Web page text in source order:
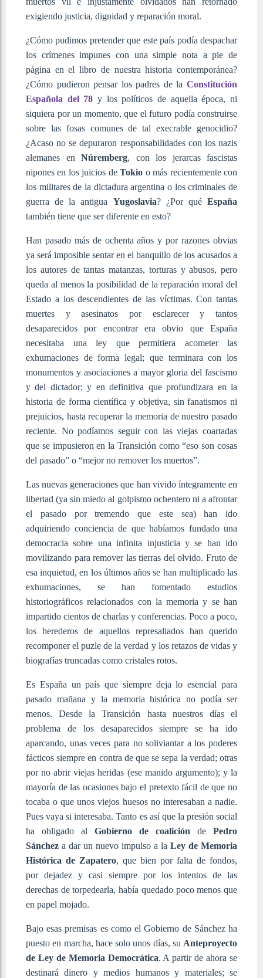
exigiendo justicia, dignidad y reparación moral.
¿Cómo pudimos pretender que este país podía despachar
los crímenes impunes con una simple nota a pie de
página en el libro de nuestra historia contemporánea?
¿Cómo pudieron pensar los padres de la Constitución
Española del 78 y los políticos de aquella época, ni
siquiera por un momento, que el futuro podía construirse
sobre las fosas comunes de tal execrable genocidio?
¿Acaso no se depuraron responsabilidades con los nazis
alemanes en Núremberg, con los jerarcas fascistas
nipones en los juicios deTokio o más recientemente con
los militares de la dictadura argentina o los criminales de
guerra de la antigua Yugoslavia? ¿Por quéEspaña
también tiene que ser diferente en esto?
Han pasado más de ochenta años y por razones obvias
ya será imposible sentar en el banquillo de los acusados a
los autores de tantas matanzas, torturas y abusos, pero
queda al menos la posibilidad de la reparación moral del
Estado a los descendientes de las víctimas. Con tantas
muertes y asesinatos por esclarecer y tantos
desaparecidos por encontrar era obvio que España
necesitaba una ley que permitiera acometer las
exhumaciones de forma legal; que terminara con los
monumentos y asociaciones a mayor gloria del fascismo
y del dictador; y en definitiva que profundizara en la
historia de forma científica y objetiva, sin fanatismos ni
prejuicios, hasta recuperar la memoria de nuestro pasado
reciente. No podíamos seguir con las viejas coartadas
que se impusieron en la Transición como “eso son cosas
del pasado” o “mejor no remover los muertos”.
Las nuevas generaciones que han vivido íntegramente en
libertad (ya sin miedo al golpismo ochentero ni a afrontar
el pasado por tremendo que este sea) han ido
adquiriendo conciencia de que habíamos fundado una
democracia sobre una infinita injusticia y se han ido
movilizando para remover las tierras del olvido. Fruto de
esa inquietud, en los últimos años se han multiplicado las
exhumaciones, se han fomentado estudios
historiográficos relacionados con la memoria y se han
impartido cientos de charlas y conferencias. Poco a poco,
los herederos de aquellos represaliados han querido
recomponer el puzle de la verdad y los retazos de vidas y
biografías truncadas como cristales rotos.
Es España un país que siempre deja lo esencial para
pasado mañana y la memoria histórica no podía ser
menos. Desde la Transición hasta nuestros días el
problema de los desaparecidos siempre se ha ido
aparcando, unas veces para no soliviantar a los poderes
fácticos siempre en contra de que se sepa la verdad; otras
por no abrir viejas heridas (ese manido argumento); y la
mayoría de las ocasiones bajo el pretexto fácil de que no
tocaba o que unos viejos huesos no interesaban a nadie.
Pues vaya si interesaba. Tanto es así que la presión social
ha obligado al Gobierno de coalición de Pedro
Sánchez a dar un nuevo impulso a la Ley de Memoria
Histórica de Zapatero, que bien por falta de fondos,
por dejadez y casi siempre por los intentos de las
derechas de torpedearla, había quedado poco menos que
en papel mojado.
Bajo esas premisas es como el Gobierno de Sánchez ha
puesto en marcha, hace solo unos días, su Anteproyecto
de Ley de Memoria Democrática. A partir de ahora se
destinará dinero y medios humanos y materiales; se